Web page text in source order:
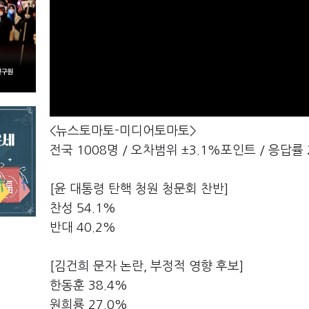
<뉴스토마토-미디어토마토>
전국 1008명 / 오차범위 ±3.1%포인트 / 응답률
[윤 대통령 탄핵 청원 청문회 찬반]
찬성 54.1%
반대 40.2%
[김건희 문자 논란, 부정적 영향 후보]
한동훈 38.4%
원희룡 27.0%